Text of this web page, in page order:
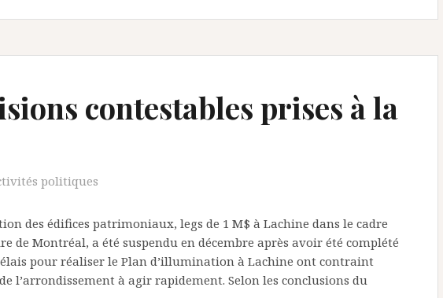
contestables prises à la
politiques
des édifices patrimoniaux, legs de 1 M$ à Lachine dans le cadre
de Montréal, a été suspendu en décembre après avoir été complété
pour réaliser le Plan d’illumination à Lachine ont contraint
l’arrondissement à agir rapidement. Selon les conclusions du